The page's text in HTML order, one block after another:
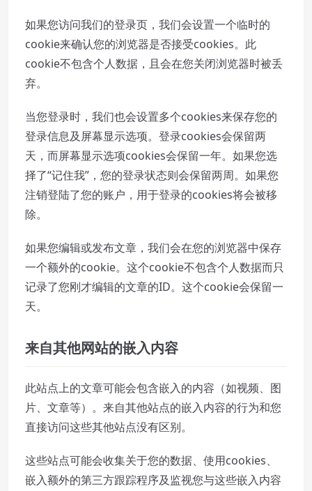
如果您访问我们的登录页，我们会设置一个临时的
cookie来确认您的浏览器是否接受cookies。此
cookie不包含个人数据，且会在您关闭浏览器时被丢
弃。
当您登录时，我们也会设置多个cookies来保存您的
登录信息及屏幕显示选项。登录cookies会保留两
天，而屏幕显示选项cookies会保留一年。如果您选
择了“记住我”，您的登录状态则会保留两周。如果您
注销登陆了您的账户，用于登录的cookies将会被移
除。
如果您编辑或发布文章，我们会在您的浏览器中保存
一个额外的cookie。这个cookie不包含个人数据而只
记录了您刚才编辑的文章的ID。这个cookie会保留一
天。
来自其他网站的嵌入内容
此站点上的文章可能会包含嵌入的内容（如视频、图
片、文章等）。来自其他站点的嵌入内容的行为和您
直接访问这些其他站点没有区别。
这些站点可能会收集关于您的数据、使用cookies、
嵌入额外的第三方跟踪程序及监视您与这些嵌入内容